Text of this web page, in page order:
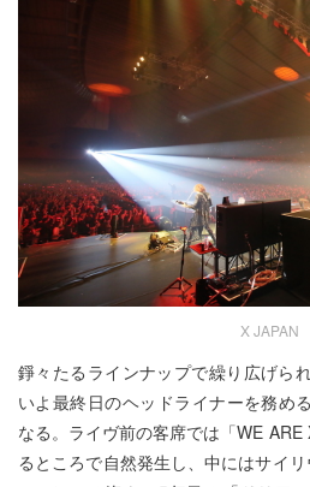
X JAPAN
錚々たるラインナップで繰り広げら
いよ最終日のヘッドライナーを務め
なる。ライヴ前の客席では「WE
るところで自然発生し、中にはサイ